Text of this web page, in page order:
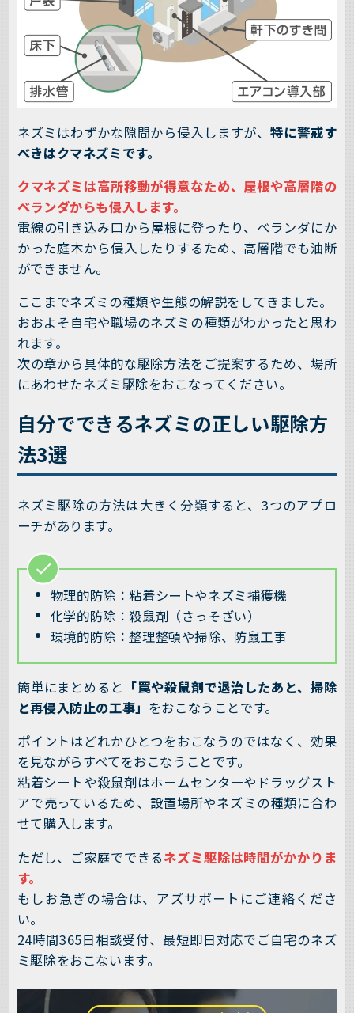
ネズミはわずかな隙間から侵入しますが、特に警戒す
べきはクマネズミです。
クマネズミは高所移動が得意なため、屋根や高層階の
ベランダからも侵入します。
電線の引き込み口から屋根に登ったり、ベランダにか
かった庭木から侵入したりするため、高層階でも油断
ができません。
ここまでネズミの種類や生態の解説をしてきました。
おおよそ自宅や職場のネズミの種類がわかったと思わ
れます。
次の章から具体的な駆除方法をご提案するため、場所
にあわせたネズミ駆除をおこなってください。
自分でできるネズミの正しい駆除方
法3選
ネズミ駆除の方法は大きく分類すると、3つのアプロ
ーチがあります。
物理的防除：粘着シートやネズミ捕獲機
化学的防除：殺鼠剤（さっそざい）
環境的防除：整理整頓や掃除、防鼠工事
簡単にまとめると 「罠や殺鼠剤で退治したあと、掃除
と再侵入防止の工事」 をおこなうことです。
ポイントはどれかひとつをおこなうのではなく、効果
を見ながらすべてをおこなうことです。
粘着シートや殺鼠剤はホームセンターやドラッグスト
アで売っているため、設置場所やネズミの種類に合わ
せて購入します。
ただし、ご家庭でできるネズミ駆除は時間がかかりま
す。
もしお急ぎの場合は、アズサポートにご連絡くださ
い。
24時間365日相談受付、最短即日対応でご自宅のネズ
ミ駆除をおこないます。